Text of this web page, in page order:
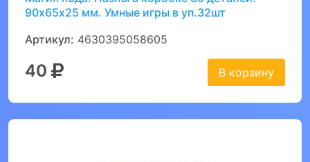
90х65х25 мм. Умные игры в уп.32шт
Артикул: 4630395058605
40 В корзину